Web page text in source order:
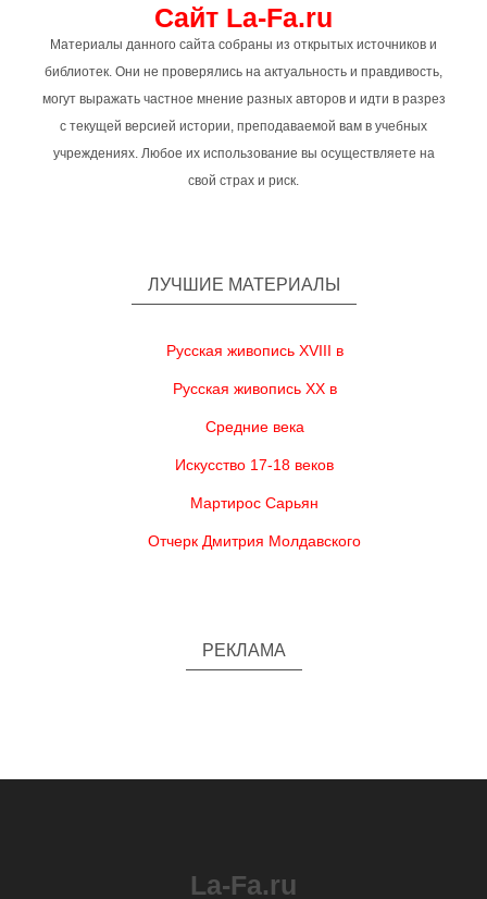
Сайт La-Fa.ru
Материалы данного сайта собраны из открытых источников и
библиотек. Они не проверялись на актуальность и правдивость,
могут выражать частное мнение разных авторов и идти в разрез
с текущей версией истории, преподаваемой вам в учебных
учреждениях. Любое их использование вы осуществляете на
свой страх и риск.
ЛУЧШИЕ МАТЕРИАЛЫ
Русская живопись XVIII в
Русская живопись XX в
Средние века
Искусство 17-18 веков
Мартирос Сарьян
Отчерк Дмитрия Молдавского
РЕКЛАМА
La-Fa.ru